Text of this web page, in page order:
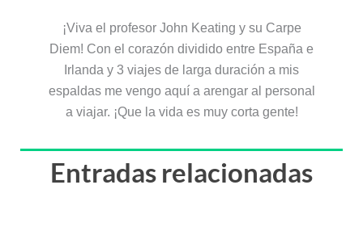
¡Viva el profesor John Keating y su Carpe
Diem! Con el corazón dividido entre España e
Irlanda y 3 viajes de larga duración a mis
espaldas me vengo aquí a arengar al personal
a viajar. ¡Que la vida es muy corta gente!
Entradas relacionadas